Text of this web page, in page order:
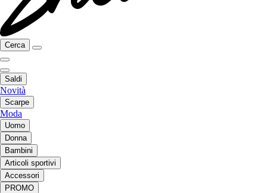
Cerca
Saldi
Novità
Scarpe
Moda
Uomo
Donna
Bambini
Articoli sportivi
Accessori
PROMO